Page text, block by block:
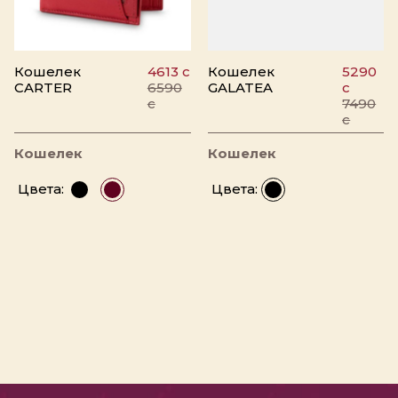
Кошелек
CARTER
4613 c
6590
c
Кошелек
Цвета:
Кошелек
GALATEA
5290
c
7490
c
Кошелек
Цвета: